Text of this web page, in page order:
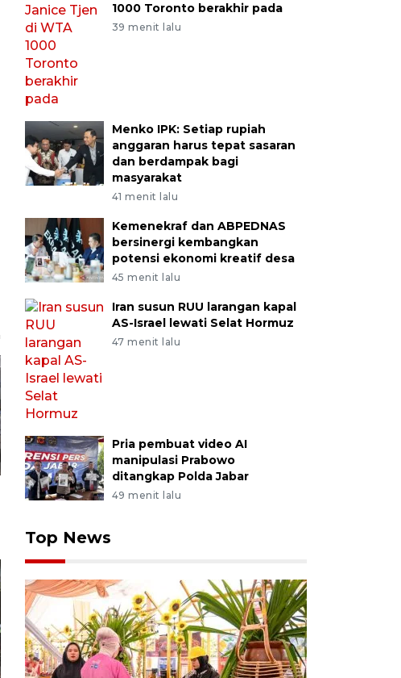
1000 Toronto berakhir pada
39 menit lalu
Menko IPK: Setiap rupiah
anggaran harus tepat sasaran
dan berdampak bagi
masyarakat
41 menit lalu
Kemenekraf dan ABPEDNAS
bersinergi kembangkan
potensi ekonomi kreatif desa
45 menit lalu
Iran susun RUU larangan kapal
AS-Israel lewati Selat Hormuz
47 menit lalu
Pria pembuat video AI
manipulasi Prabowo
ditangkap Polda Jabar
49 menit lalu
Top News